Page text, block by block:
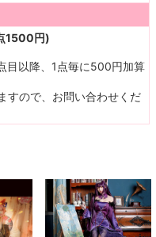
1500円)
目以降、1点毎に500円加算
すので、お問い合わせくだ